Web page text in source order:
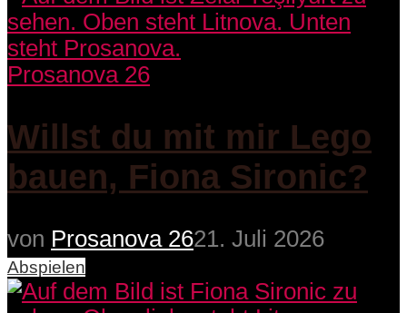
Prosanova 26
Willst du mit mir Lego
bauen, Fiona Sironic?
von Prosanova 2621. Juli 2026
Abspielen